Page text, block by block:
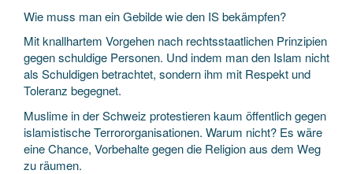
Wie muss man ein Gebilde wie den IS bekämpfen?
Mit knallhartem Vorgehen nach rechtsstaatlichen Prinzipien
gegen schuldige Personen. Und indem man den Islam nicht
als Schuldigen betrachtet, sondern ihm mit Respekt und
Toleranz begegnet.
Muslime in der Schweiz protestieren kaum öffentlich gegen
islamistische Terrororganisationen. Warum nicht? Es wäre
eine Chance, Vorbehalte gegen die Religion aus dem Weg
zu räumen.